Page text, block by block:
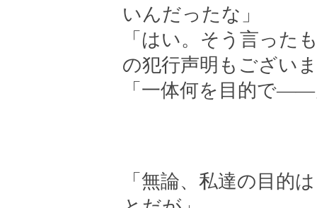
いんだったな」
「はい。そう言った
の犯行声明もござい
「一体何を目的で
「無論、私達の目的